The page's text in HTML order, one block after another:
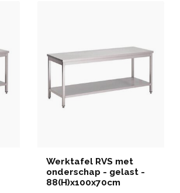
Werktafel RVS met
onderschap - gelast -
88(H)x100x70cm